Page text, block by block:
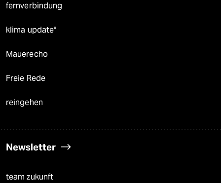
fernverbindung
klima update°
Mauerecho
Freie Rede
reingehen
Newsletter
team zukunft